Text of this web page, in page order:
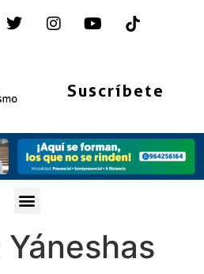
Suscríbete
Yáneshas